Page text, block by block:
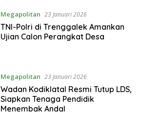
Megapolitan 23 Januari 2026
TNI-Polri di Trenggalek Amankan
Ujian Calon Perangkat Desa
Megapolitan 23 Januari 2026
Wadan Kodiklatal Resmi Tutup LDS,
Siapkan Tenaga Pendidik
Menembak Andal